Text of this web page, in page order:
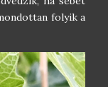
folyik a